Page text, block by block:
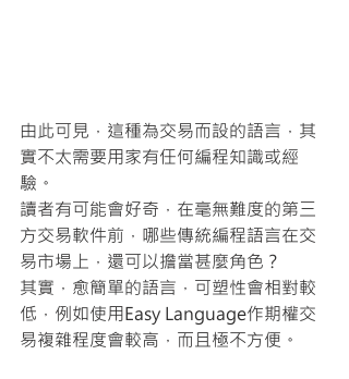
由此可見，這種為交易而設的語言，其
實不太需要用家有任何編程知識或經
驗。
讀者有可能會好奇，在毫無難度的第三
方交易軟件前，哪些傳統編程語言在交
易市場上，還可以擔當甚麼角色？
其實，愈簡單的語言，可塑性會相對較
低，例如使用Easy Language作期權交
易複雜程度會較高，而且極不方便。